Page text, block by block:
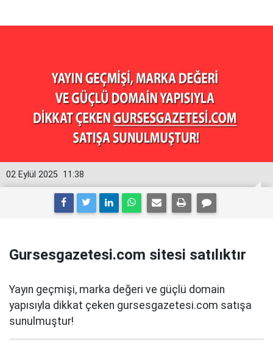
11:38
02 Eylül 2025
Gursesgazetesi.com sitesi satılıktır
Yayın geçmişi, marka değeri ve güçlü domain
yapısıyla dikkat çeken gursesgazetesi.com satışa
sunulmuştur!